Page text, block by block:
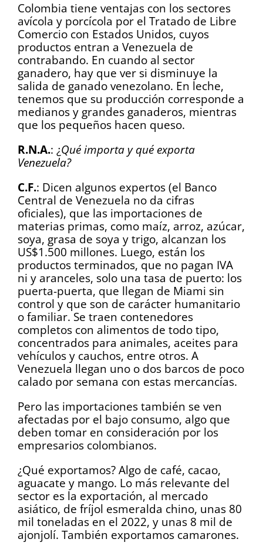
Colombia tiene ventajas con los sectores
avícola y porcícola por el Tratado de Libre
Comercio con Estados Unidos, cuyos
productos entran a Venezuela de
contrabando. En cuando al sector
ganadero, hay que ver si disminuye la
salida de ganado venezolano. En leche,
tenemos que su producción corresponde a
medianos y grandes ganaderos, mientras
que los pequeños hacen queso.
R.N.A.: ¿Qué importa y qué exporta
Venezuela?
C.F.: Dicen algunos expertos (el Banco
Central de Venezuela no da cifras
oficiales), que las importaciones de
materias primas, como maíz, arroz, azúcar,
soya, grasa de soya y trigo, alcanzan los
US$1.500 millones. Luego, están los
productos terminados, que no pagan IVA
ni y aranceles, solo una tasa de puerto: los
puerta-puerta, que llegan de Miami sin
control y que son de carácter humanitario
o familiar. Se traen contenedores
completos con alimentos de todo tipo,
concentrados para animales, aceites para
vehículos y cauchos, entre otros. A
Venezuela llegan uno o dos barcos de poco
calado por semana con estas mercancías.
Pero las importaciones también se ven
afectadas por el bajo consumo, algo que
deben tomar en consideración por los
empresarios colombianos.
¿Qué exportamos? Algo de café, cacao,
aguacate y mango. Lo más relevante del
sector es la exportación, al mercado
asiático, de fríjol esmeralda chino, unas 80
mil toneladas en el 2022, y unas 8 mil de
ajonjolí. También exportamos camarones.